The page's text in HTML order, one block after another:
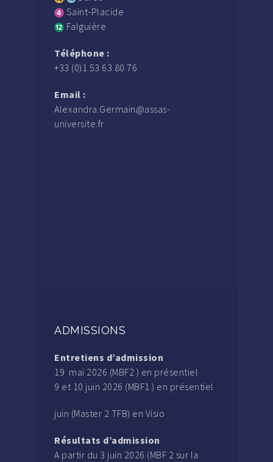
Saint-Placide
Falguière
Téléphone :
+33 (0)1 53 63 80 76
Email :
Alexandra.Germain@assas-
universite.fr
ADMISSIONS
Entretiens d’admission
19 mai 2026 (MBF2 ) en présentiel
9 et 10 juin 2026 (MBF1 ) en présentiel
juin (Master 2 TFB) en Visio
Résultats d’admission
A partir du 3 juin 2026 (MBF 2 sur la